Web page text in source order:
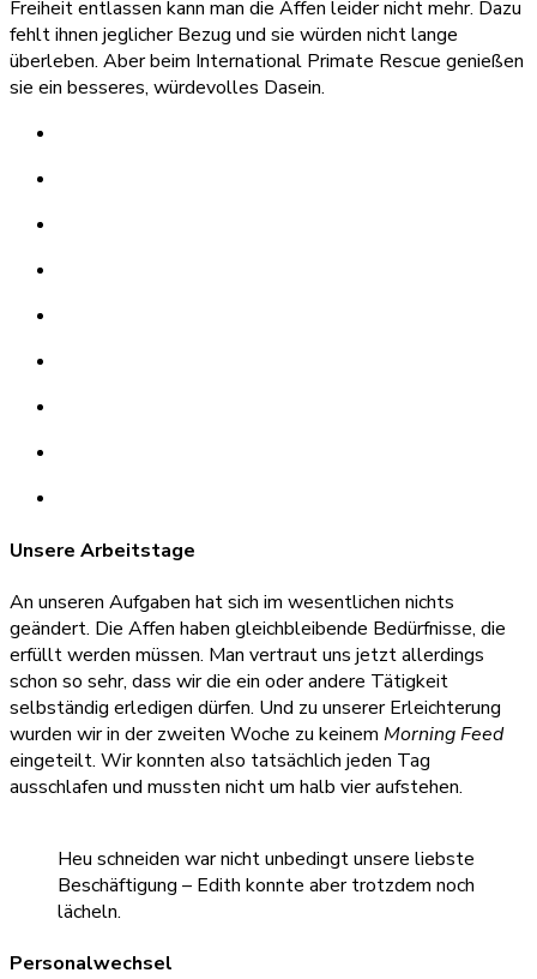
Freiheit entlassen kann man die Affen leider nicht mehr. Dazu
fehlt ihnen jeglicher Bezug und sie würden nicht lange
überleben. Aber beim International Primate Rescue genießen
sie ein besseres, würdevolles Dasein.
Unsere Arbeitstage
An unseren Aufgaben hat sich im wesentlichen nichts
geändert. Die Affen haben gleichbleibende Bedürfnisse, die
erfüllt werden müssen. Man vertraut uns jetzt allerdings
schon so sehr, dass wir die ein oder andere Tätigkeit
selbständig erledigen dürfen. Und zu unserer Erleichterung
wurden wir in der zweiten Woche zu keinem Morning Feed
eingeteilt. Wir konnten also tatsächlich jeden Tag
ausschlafen und mussten nicht um halb vier aufstehen.
Heu schneiden war nicht unbedingt unsere liebste
Beschäftigung – Edith konnte aber trotzdem noch
lächeln.
Personalwechsel